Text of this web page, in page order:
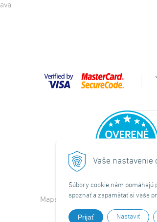
Vaše nastavenie
Súbory cookie nám
spoznať a zapamätať si vaše
Prijať Nastaviť
Mapa stránky|Domov|Obchodné